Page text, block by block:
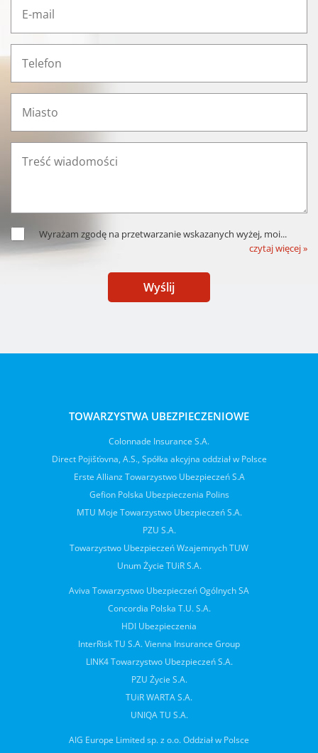
Wyrażam zgodę na przetwarzanie wskazanych wyżej, moi...
czytaj więcej »
Wyślij
TOWARZYSTWA UBEZPIECZENIOWE
Colonnade Insurance S.A.
Direct Pojišťovna, A.S., Spółka akcyjna oddział w Polsce
Erste Allianz Towarzystwo Ubezpieczeń S.A
Gefion Polska Ubezpieczenia Polins
MTU Moje Towarzystwo Ubezpieczeń S.A.
PZU S.A.
Towarzystwo Ubezpieczeń Wzajemnych TUW
Unum Życie TUiR S.A.
Aviva Towarzystwo Ubezpieczeń Ogólnych SA
Concordia Polska T.U. S.A.
HDI Ubezpieczenia
InterRisk TU S.A. Vienna Insurance Group
LINK4 Towarzystwo Ubezpieczeń S.A.
PZU Życie S.A.
TUiR WARTA S.A.
UNIQA TU S.A.
AIG Europe Limited sp. z o.o. Oddział w Polsce